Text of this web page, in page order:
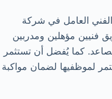
الفني العامل في شركة
فنيين مؤهلين ومدربين
كما يُفضل أن تستثمر
لموظفيها لضمان مواكبة